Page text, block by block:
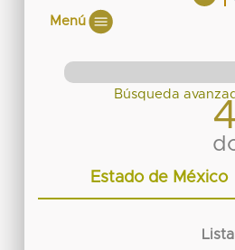
Menú
Estado de México